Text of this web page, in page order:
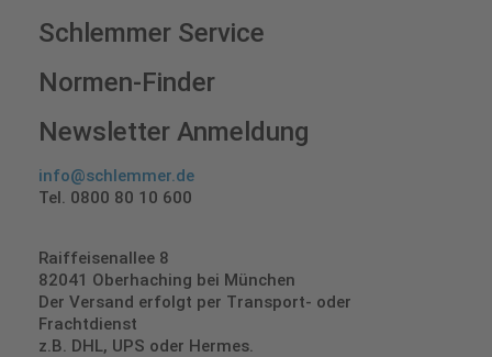
Schlemmer Service
Normen-Finder
Newsletter Anmeldung
info@schlemmer.de
Tel. 0800 80 10 600
Raiffeisenallee 8
82041 Oberhaching bei München
Der Versand erfolgt per Transport- oder
Frachtdienst
z.B. DHL, UPS oder Hermes.